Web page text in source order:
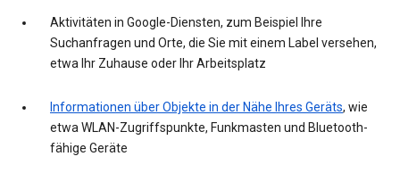
Aktivitäten in Google-Diensten, zum Beispiel Ihre
Suchanfragen und Orte, die Sie mit einem Label versehen,
etwa Ihr Zuhause oder Ihr Arbeitsplatz
Informationen über Objekte in der Nähe Ihres Geräts, wie
etwa WLAN-Zugriffspunkte, Funkmasten und Bluetooth-
fähige Geräte